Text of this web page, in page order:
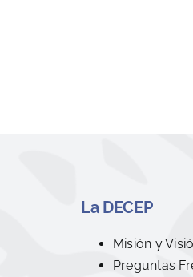
La DECEP
Misión y
Preguntas